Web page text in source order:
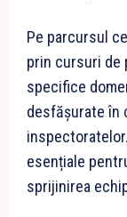
Pe parcursul
prin cursuri de
specifice
desfășurate în
esențiale
sprijinirea